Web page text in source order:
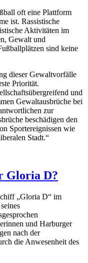
oft eine Plattform
ist. Rassistische
Aktivitäten im
Gewalt und
sind keine
dieser Gewaltvorfälle
Priorität.
und
Gewaltausbrüche bei
zur
beschädigen den
Sportereignissen wie
Stadt.“
Gloria D?
„Gloria D“ im
und Harburger
nach der
die Anwesenheit des